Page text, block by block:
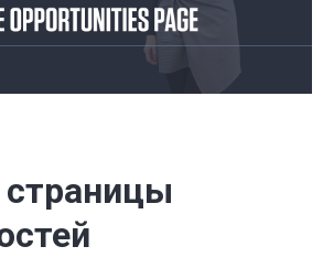
страницы